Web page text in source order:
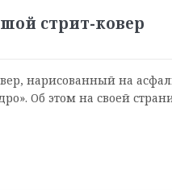
стрит-ковер
нарисованный на
Об этом на своей